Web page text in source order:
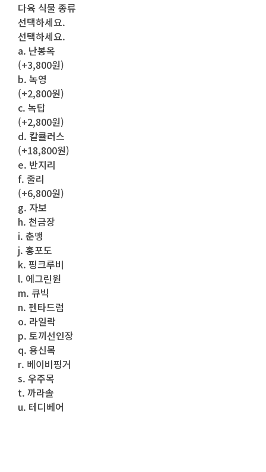
다육 식물 종류
선택하세요.
선택하세요.
a. 난봉옥
(+3,800원)
b. 녹영
(+2,800원)
c. 녹탑
(+2,800원)
d. 칼큘러스
(+18,800원)
e. 반지리
f. 줄리
(+6,800원)
g. 자보
h. 천금장
i. 춘맹
j. 홍포도
k. 핑크루비
l. 에그린원
m. 큐빅
n. 펜타드럼
o. 라일락
p. 토끼선인장
q. 용신목
r. 베이비핑거
s. 우주목
t. 까라솔
u. 테디베어